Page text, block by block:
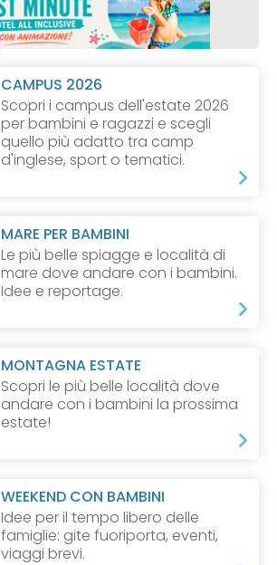
CAMPUS 2026
Scopri i campus dell'estate 2026
per bambini e ragazzi e scegli
quello più adatto tra camp
d'inglese, sport o tematici.
MARE PER BAMBINI
Le più belle spiagge e località di
mare dove andare con i bambini.
Idee e reportage.
MONTAGNA ESTATE
Scopri le più belle località dove
andare con i bambini la prossima
estate!
WEEKEND CON BAMBINI
Idee per il tempo libero delle
famiglie: gite fuoriporta, eventi,
viaggi brevi.